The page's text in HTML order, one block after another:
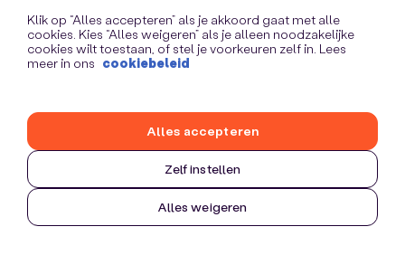
Klik op “Alles accepteren” als je akkoord gaat met alle
cookies. Kies “Alles weigeren” als je alleen noodzakelijke
cookies wilt toestaan, of stel je voorkeuren zelf in. Lees
meer in ons cookiebeleid
Zelf instellen
Alles weigeren
Alles accepteren